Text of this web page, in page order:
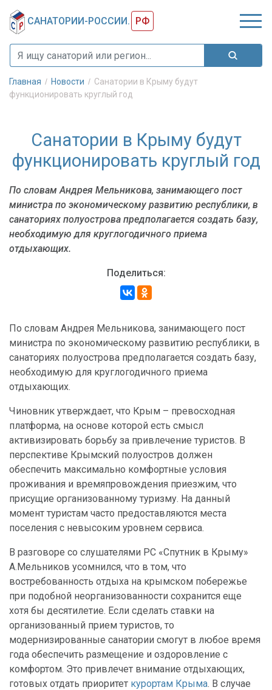
САНАТОРИИ-РОССИИ. РФ
Главная Новости
Санатории в Крыму будут
функционировать круглый год
Санатории в Крыму будут
функционировать круглый год
По словам Андрея Мельникова, занимающего пост
министра по экономическому развитию республики, в
санаториях полуострова предполагается создать базу,
необходимую для круглогодичного приема
отдыхающих.
Поделиться:
По словам Андрея Мельникова, занимающего пост
министра по экономическому развитию республики, в
санаториях полуострова предполагается создать базу,
необходимую для круглогодичного приема
отдыхающих.
Чиновник утверждает, что Крым – превосходная
платформа, на основе которой есть смысл
активизировать борьбу за привлечение туристов. В
перспективе Крымский полуостров должен
обеспечить максимально комфортные условия
проживания и времяпровождения приезжим, что
присущие организованному туризму. На данный
момент туристам часто предоставляются места
поселения с невысоким уровнем сервиса.
В разговоре со слушателями РС «Спутник в Крыму»
А.Мельников усомнился, что в том, что
востребованность отдыха на крымском побережье
при подобной неорганизованности сохранится еще
хотя бы десятилетие. Если сделать ставки на
организованный прием туристов, то
модернизированные санатории смогут в любое время
года обеспечить размещение и оздоровление с
комфортом. Это привлечет внимание отдыхающих,
готовых отдать приоритет курортам Крыма. В случае